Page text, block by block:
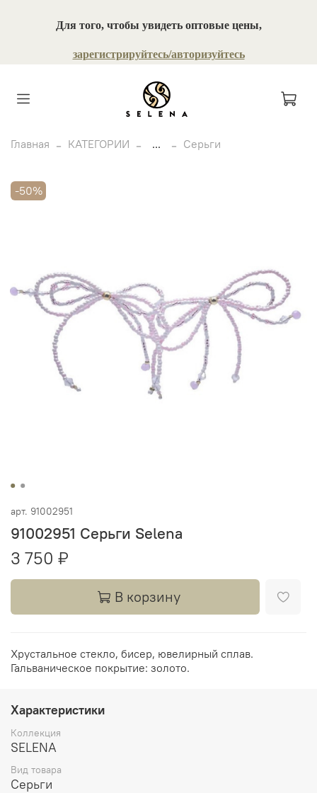
Для того, чтобы увидеть оптовые цены,
зарегистрируйтесь/авторизуйтесь
Главная КАТЕГОРИИ ... Серьги
-50%
арт. 91002951
91002951 Серьги Selena
3 750 ₽
В корзину
Хрустальное стекло, бисер, ювелирный сплав.
Гальваническое покрытие: золото.
Характеристики
Коллекция
SELENA
Вид товара
Серьги